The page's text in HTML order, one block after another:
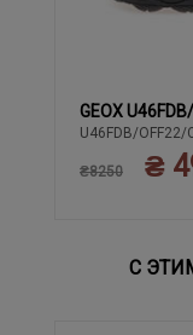
41 42
GEOX
U46FDB/OFF22/
₴8250 ₴
С